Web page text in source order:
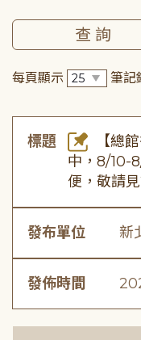
每頁顯示 筆記
標題
【總
中，8/10-
便，敬請見
發布單位 新
發佈時間